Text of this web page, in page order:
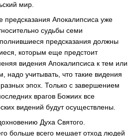
мир.
предсказания Апокалипсиса уже
судьбы семи
предсказания должны
которым еще предстоит
видения Апокалипсиса к тем или
надо учитывать, что такие видения
эпох. Только с завершением
врагов Божиих все
видений будут осуществлены.
Духа Святого.
больше всего мешает отход людей